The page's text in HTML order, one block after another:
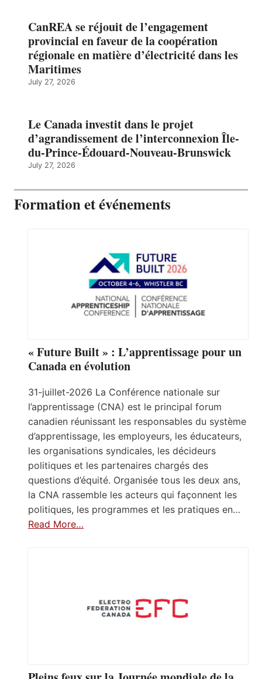
CanREA se réjouit de l’engagement
provincial en faveur de la coopération
régionale en matière d’électricité dans les
Maritimes
July 27, 2026
Le Canada investit dans le projet
d’agrandissement de l’interconnexion Île-
du-Prince-Édouard-Nouveau-Brunswick
July 27, 2026
Formation et événements
« Future Built » : L’apprentissage pour un
Canada en évolution
31-juillet-2026 La Conférence nationale sur
l’apprentissage (CNA) est le principal forum
canadien réunissant les responsables du système
d’apprentissage, les employeurs, les éducateurs,
les organisations syndicales, les décideurs
politiques et les partenaires chargés des
questions d’équité. Organisée tous les deux ans,
la CNA rassemble les acteurs qui façonnent les
politiques, les programmes et les pratiques en…
Read More…